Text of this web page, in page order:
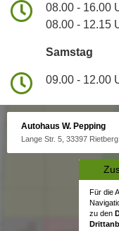
08.00 - 16.00
08.00 - 12.15
Samstag
09.00 - 12.00
Autohaus W. Pepping
Lange Str. 5, 33397 Rietberg
Für die
zu den